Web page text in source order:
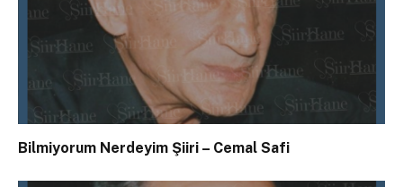
Bilmiyorum Nerdeyim Şiiri – Cemal Safi